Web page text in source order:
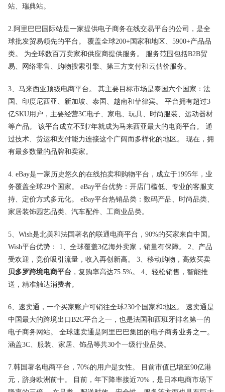
站、瑞典站。
2. 阿里巴巴国际站是一家提供电子商务在线交易平台的公司，是全
球批发贸易领先的平台。 覆盖全球200+国家和地区、5900+产品品
类。 为全球数百万卖家和供应商提供服务。 服务范围包括B2B贸
易、网络零售、购物搜索引擎、第三方支付和云估价服务。
3、马来西亚顶级电商平台。 其主要目标市场是泰国六个国家：法
国、印度尼西亚、新加坡、泰国、越南和菲律宾。 平台拥有超过3
亿SKU用户，主要经营3C电子、家电、玩具、时尚服装、运动器材
等产品。 该平台成立不到7年就成为马来西亚最大的电商平台。 通
过技术、货运和支付能力连接这个广阔而多样化的地区。 现在，拥
有最多数量的品牌和卖家。
4. eBay是一家历史悠久的在线拍卖和购物平台，成立于1995年，业
务覆盖全球29个国家。 eBay平台优势：开店门槛低、专业的客服支
持、定价方式多元化。 eBay平台热销品类：数码产品、时尚品类、
家居装饰园艺品类、汽车配件、工商业品类。
5、Wish是北美和法国著名的联通电商平台，90%的买家来自中国。
Wish平台优势： 1、全球覆盖3亿海外卖家，销量有保障。 2、产品
受欢迎，竞价吸引流量，收入再创新高。 3、移动购物，高效买卖
贝多罗跨境电商平台 ，复购率高达75.5%。 4、轻松销售，智能推
送，精准触达消费者。
6、速卖通，一个买家账户可销往全球230个国家和地区。 速卖通是
中国最大的跨境出口B2C平台之一，也是法国和西班牙排名第一的
电子商务网站。 全球速卖通是阿里巴巴集团的电子商务业务之一。
涵盖3C、服装、家居、饰品等共30个一级行业品类。
7.韩国著名电商平台，70%的用户是女性。 目前市值已增至90亿港
元，跻身欧洲前十。 目前，年下降率接近70%，是日本电商市场下